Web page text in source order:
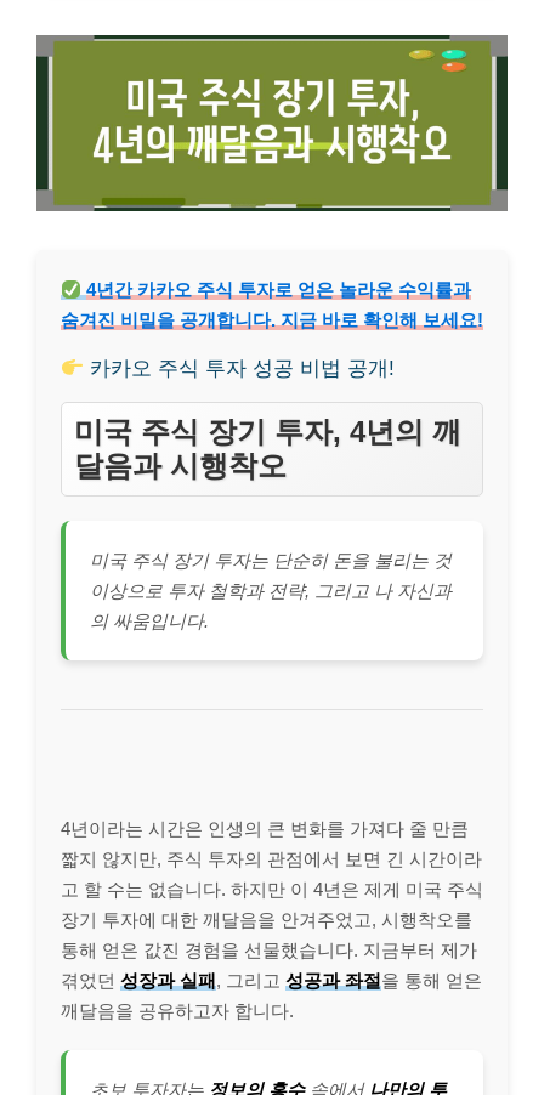
4년간 카카오 주식 투자로 얻은 놀라운 수익률과
숨겨진 비밀을 공개합니다. 지금 바로 확인해 보세요!
카카오 주식 투자 성공 비법 공개!
미국 주식 장기 투자, 4년의 깨
달음과 시행착오
미국 주식 장기 투자는 단순히 돈을 불리는 것
이상으로 투자 철학과 전략, 그리고 나 자신과
의 싸움입니다.
4년이라는 시간은 인생의 큰 변화를 가져다 줄 만큼
짧지 않지만, 주식 투자의 관점에서 보면 긴 시간이라
고 할 수는 없습니다. 하지만 이 4년은 제게 미국 주식
장기 투자에 대한 깨달음을 안겨주었고, 시행착오를
통해 얻은 값진 경험을 선물했습니다. 지금부터 제가
겪었던 성장과 실패, 그리고 성공과 좌절을 통해 얻은
깨달음을 공유하고자 합니다.
초보 투자자는 정보의 홍수속에서 나만의 투